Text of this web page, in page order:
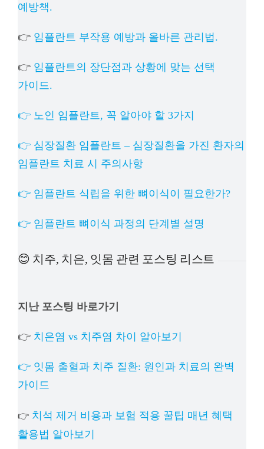
예방책.
👉 임플란트 부작용 예방과 올바른 관리법.
👉 임플란트의 장단점과 상황에 맞는 선택
가이드.
👉 노인 임플란트, 꼭 알아야 할 3가지
👉 심장질환 임플란트 – 심장질환을 가진 환자의
임플란트 치료 시 주의사항
👉 임플란트 식립을 위한 뼈이식이 필요한가?
👉 임플란트 뼈이식 과정의 단계별 설명
😊 치주, 치은, 잇몸 관련 포스팅 리스트
지난 포스팅 바로가기
👉 치은염 vs 치주염 차이 알아보기
👉 잇몸 출혈과 치주 질환: 원인과 치료의 완벽
가이드
👉 치석 제거 비용과 보험 적용 꿀팁 매년 혜택
활용법 알아보기